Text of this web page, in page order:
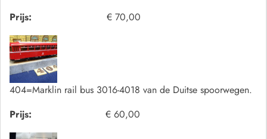
Prijs:
€ 70,00
404=Marklin rail bus 3016-4018 van de Duitse spoorwegen.
Prijs:
€ 60,00